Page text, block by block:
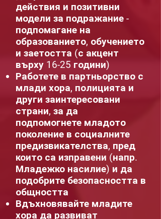
действия и позитивни
модели за подражание -
подпомагане на
образованието, обучението
и заетостта (с акцент
върху 16-25 години)
Работете в партньорство с
млади хора, полицията и
други заинтересовани
страни, за да
подпомогнете младото
поколение в социалните
предизвикателства, пред
които са изправени (напр.
Младежко насилие) и да
подобрите безопасността в
общността
Вдъхновявайте младите
хора да развиват